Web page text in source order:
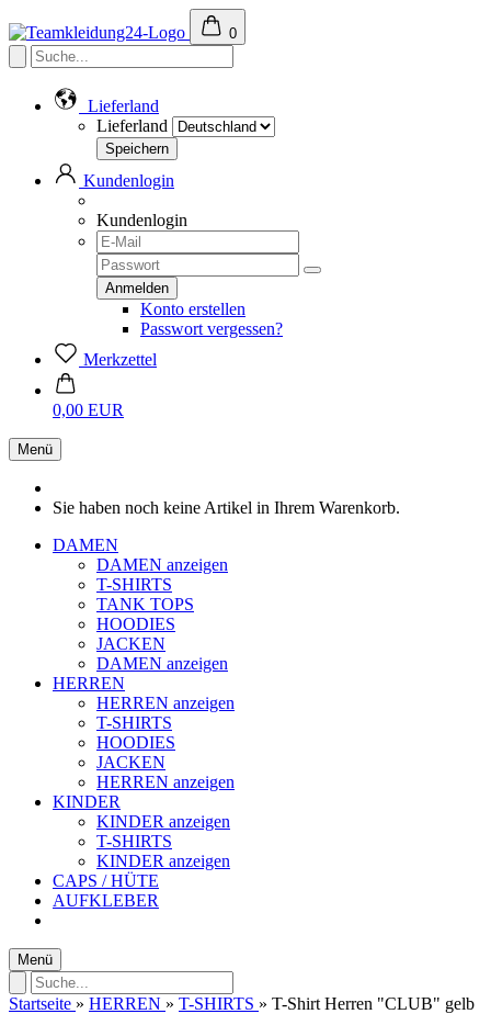
0
Lieferland
Lieferland
Kundenlogin
Kundenlogin
Konto erstellen
Passwort vergessen?
Merkzettel
0,00 EUR
Menü
Sie haben noch keine Artikel in Ihrem Warenkorb.
DAMEN
DAMEN anzeigen
T-SHIRTS
TANK TOPS
HOODIES
JACKEN
DAMEN anzeigen
HERREN
HERREN anzeigen
T-SHIRTS
HOODIES
JACKEN
HERREN anzeigen
KINDER
KINDER anzeigen
T-SHIRTS
KINDER anzeigen
CAPS / HÜTE
AUFKLEBER
Menü
Startseite » HERREN » T-SHIRTS » T-Shirt Herren "CLUB" gelb